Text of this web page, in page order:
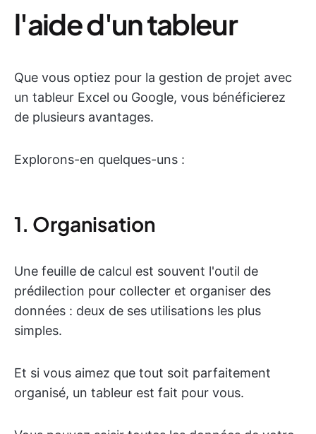
l'aide d'un tableur
Que vous optiez pour la gestion de projet avec
un tableur Excel ou Google, vous bénéficierez
de plusieurs avantages.
Explorons-en quelques-uns :
1. Organisation
Une feuille de calcul est souvent l'outil de
prédilection pour collecter et organiser des
données : deux de ses utilisations les plus
simples.
Et si vous aimez que tout soit parfaitement
organisé, un tableur est fait pour vous.